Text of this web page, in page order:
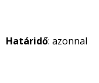
Határidő: azonnal